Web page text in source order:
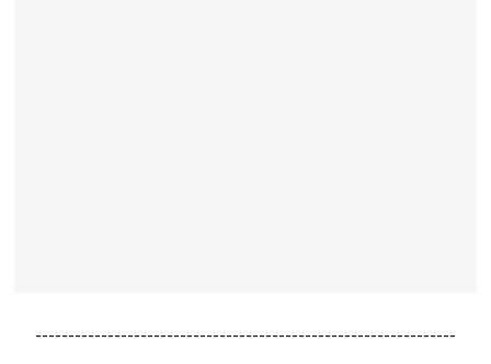
----------------------------------------------------------------